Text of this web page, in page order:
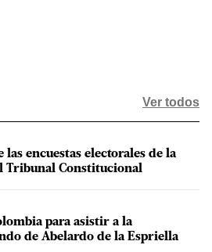
Ver todos
encuestas electorales de la
Tribunal Constitucional
para asistir a la
de Abelardo de la Espriella